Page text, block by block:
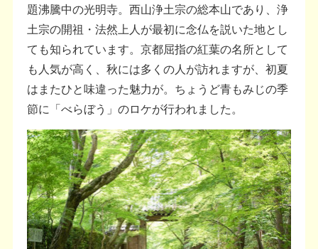
題沸騰中の光明寺。西山浄土宗の総本山であり、浄
土宗の開祖・法然上人が最初に念仏を説いた地とし
ても知られています。京都屈指の紅葉の名所として
も人気が高く、秋には多くの人が訪れますが、初夏
はまたひと味違った魅力が。ちょうど青もみじの季
節に「べらぼう」のロケが行われました。